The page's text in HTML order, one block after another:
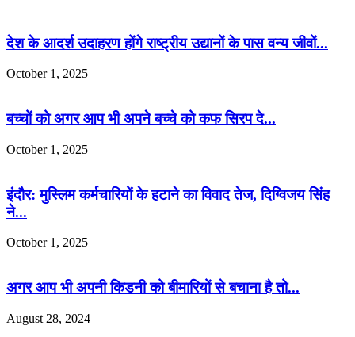
देश के आदर्श उदाहरण होंगे राष्ट्रीय उद्यानों के पास वन्य जीवों...
October 1, 2025
बच्चों को अगर आप भी अपने बच्चे को कफ सिरप दे...
October 1, 2025
इंदौर: मुस्लिम कर्मचारियों के हटाने का विवाद तेज, दिग्विजय सिंह
ने...
October 1, 2025
अगर आप भी अपनी किडनी को बीमारियों से बचाना है तो...
August 28, 2024